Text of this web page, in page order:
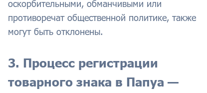
оскорбительными, обманчивыми или
противоречат общественной политике, также
могут быть отклонены.
3. Процесс регистрации
товарного знака в Папуа —